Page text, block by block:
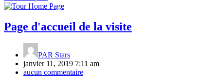
Page d'accueil de la visite
PAR Stars
janvier 11, 2019 7:11 am
aucun commentaire